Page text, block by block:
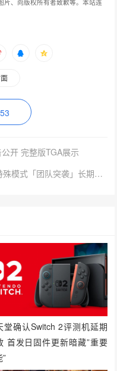
片、向版权所有者致歉等。本站连
53
开 完整版TGA展示
下一篇：《Free Fire - 我要活下去》特殊模式「团队突袭」长期开放全新角色「塔拉」加入战场
堂确认Switch 2评测机延期
首发日固件更新暗藏”重要